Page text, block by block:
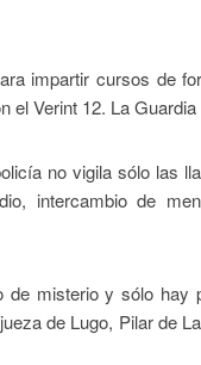
impartir cursos de
Verint 12. La
no vigila sólo las
intercambio de
de misterio y sólo hay
de Lugo, Pilar de